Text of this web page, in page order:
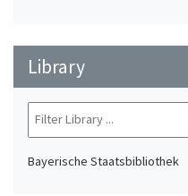
Library
Bayerische Staatsbibliothek